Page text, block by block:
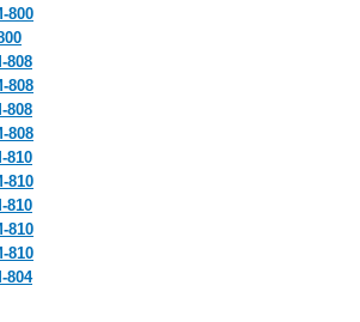
800
808
808
808
808
810
810
810
810
810
804